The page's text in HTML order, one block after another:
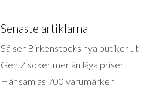
Senaste artiklarna
Så ser Birkenstocks nya butiker ut
Gen Z söker mer än låga priser
Här samlas 700 varumärken